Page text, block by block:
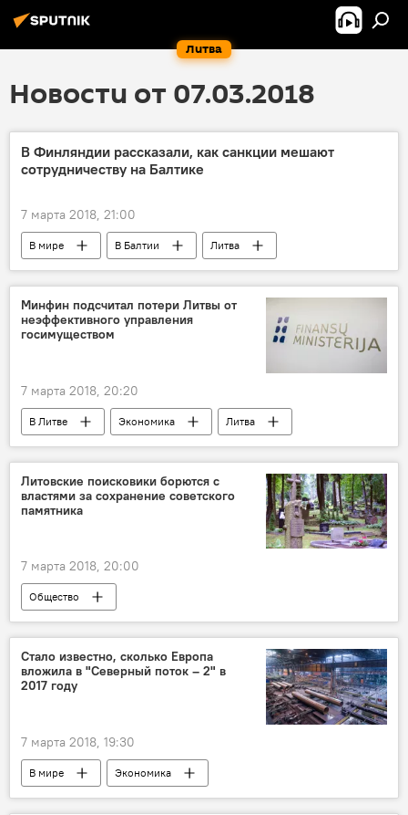
Литва
Новости от 07.03.2018
В Финляндии рассказали, как санкции мешают
сотрудничеству на Балтике
7 марта 2018, 21:00
В мире В Балтии
Литва
Россия
Балтийское море
Финляндия
Санкции против России
экология
санкции
Минфин подсчитал потери Литвы от
неэффективного управления
госимуществом
7 марта 2018, 20:20
В Литве Экономика
Литва
Министерство финансов
неэффективное использование имущества
Литовские поисковики борются с
властями за сохранение советского
памятника
7 марта 2018, 20:00
Общество
Советские памятники в Балтии и Польше
Литва
Вильнюс
Виктор Орлов
"Забытые солдаты" (Užmiršti kareiviai)
Стало известно, сколько Европа
вложила в "Северный поток – 2" в
2017 году
7 марта 2018, 19:30
В мире
Экономика
Строительство газопровода "Северный поток - 2"